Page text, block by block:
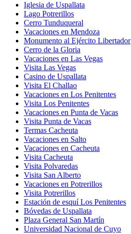
Iglesia de Uspallata
Lago Potrerillos
Cerro Tunduqueral
Vacaciones en Mendoza
Monumento al Ejército Libertador
Cerro de la Gloria
Vacaciones en Las Vegas
Visita Las Vegas
Casino de Uspallata
Visita El Challao
Vacaciones en Los Penitentes
Visita Los Penitentes
Vacaciones en Punta de Vacas
Visita Punta de Vacas
Termas Cacheuta
Vacaciones en Salto
Vacaciones en Cacheuta
Visita Cacheuta
Visita Polvaredas
Visita San Alberto
Vacaciones en Potrerillos
Visita Potrerillos
Estación de esquí Los Penitentes
Bóvedas de Uspallata
Plaza General San Martín
Universidad Nacional de Cuyo